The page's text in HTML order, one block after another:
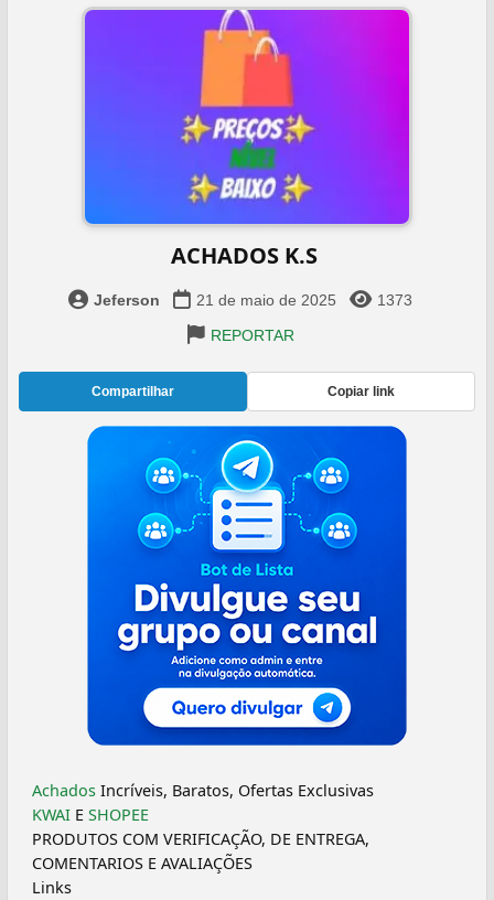
ACHADOS K.S ️
Jeferson 21 de maio de 2025
1373
REPORTAR
Compartilhar Copiar link
Achados Incríveis, Baratos, Ofertas Exclusivas
KWAI E SHOPEE
PRODUTOS COM VERIFICAÇÃO, DE ENTREGA,
COMENTARIOS E AVALIAÇÕES
Links